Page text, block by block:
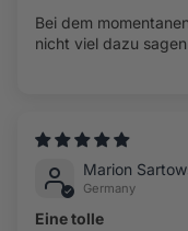
Bei dem
nicht viel dazu sagen
Marion
Germany
Eine tolle